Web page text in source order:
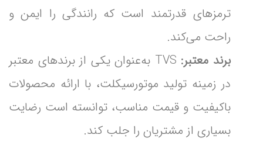
ترمزهای قدرتمند است که رانندگی را ایمن و
راحت می‌کند.
برند معتبر:
TVS به‌عنوان یکی از برندهای معتبر
در زمینه تولید موتورسیکلت، با ارائه محصولات
باکیفیت و قیمت مناسب، توانسته است رضایت
بسیاری از مشتریان را جلب کند.